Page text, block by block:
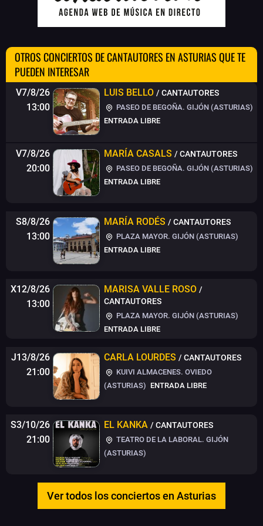
OTROS CONCIERTOS DE CANTAUTORES EN ASTURIAS QUE TE
PUEDEN INTERESAR
V7/8/26
13:00
LUIS BELLO / CANTAUTORES
PASEO DE BEGOÑA. GIJÓN (ASTURIAS)
ENTRADA LIBRE
V7/8/26
20:00
MARÍA CASALS / CANTAUTORES
PASEO DE BEGOÑA. GIJÓN (ASTURIAS)
ENTRADA LIBRE
S8/8/26
13:00
MARÍA RODÉS / CANTAUTORES
PLAZA MAYOR. GIJÓN (ASTURIAS)
ENTRADA LIBRE
X12/8/26
13:00
MARISA VALLE ROSO /
CANTAUTORES
PLAZA MAYOR. GIJÓN (ASTURIAS)
ENTRADA LIBRE
J13/8/26
21:00
CARLA LOURDES / CANTAUTORES
KUIVI ALMACENES. OVIEDO
(ASTURIAS) ENTRADA LIBRE
S3/10/26
21:00
EL KANKA / CANTAUTORES
TEATRO DE LA LABORAL. GIJÓN
(ASTURIAS)
Ver todos los conciertos en Asturias